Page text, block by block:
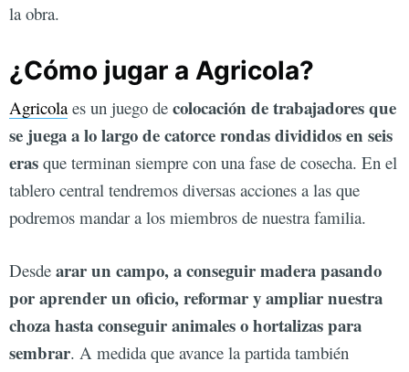
la obra.
¿Cómo jugar a Agricola?
Agricolaes un juego de colocación de trabajadores que
se juega a lo largo de catorce rondas divididos en seis
eras que terminan siempre con una fase de cosecha. En el
tablero central tendremos diversas acciones a las que
podremos mandar a los miembros de nuestra familia.
Desde arar un campo, a conseguir madera pasando
por aprender un oficio, reformar y ampliar nuestra
choza hasta conseguir animales o hortalizas para
sembrar. A medida que avance la partida también